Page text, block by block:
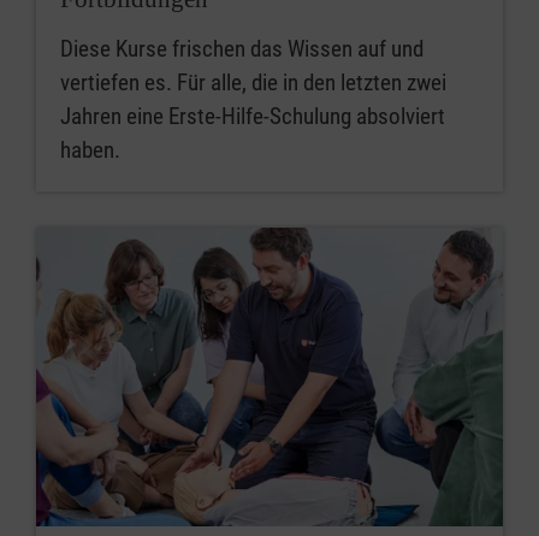
Diese Kurse frischen das Wissen auf und
vertiefen es. Für alle, die in den letzten zwei
Jahren eine Erste-Hilfe-Schulung absolviert
haben.